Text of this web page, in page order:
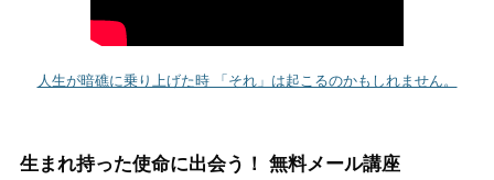
人生が暗礁に乗り上げた時 「それ」は起こるのかもしれません。
生まれ持った使命に出会う！ 無料メール講座